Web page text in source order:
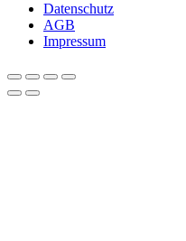
Datenschutz
AGB
Impressum